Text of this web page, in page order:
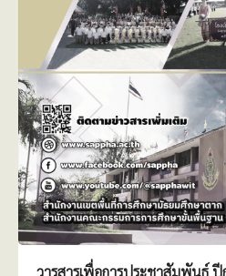
วารสารเพื่อการประชาสัมพันธ์